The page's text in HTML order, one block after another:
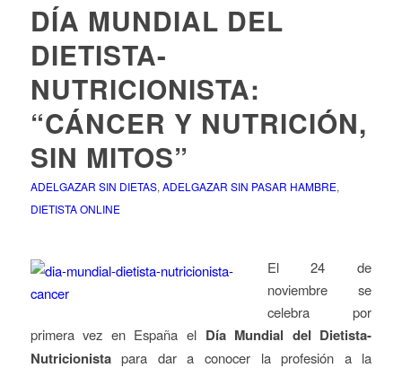
DÍA MUNDIAL DEL
DIETISTA-
NUTRICIONISTA:
“CÁNCER Y NUTRICIÓN,
SIN MITOS”
ADELGAZAR SIN DIETAS, ADELGAZAR SIN PASAR HAMBRE,
DIETISTA ONLINE
El 24 de
noviembre se
celebra por
primera vez en España el Día Mundial del Dietista-
Nutricionistapara dar a conocer la profesión a la